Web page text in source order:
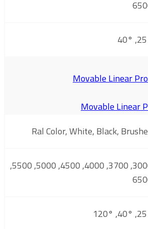
25°,
Movable Linear
Ral Color, White, Black,
3000, 3700, 4000, 4500, 5000, 5500,
25°,